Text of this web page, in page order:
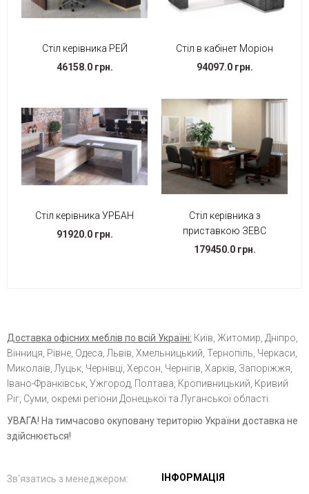
Стіл керівника РЕЙ
46158.0 грн.
Стіл в кабінет Моріон
94097.0 грн.
Стіл керівника УРБАН
91920.0 грн.
Стіл керівника з
приставкою ЗЕВС
179450.0 грн.
Доставка офісних меблів по всій Україні: Київ, Житомир, Дніпро,
Вінниця, Рівне, Одеса, Львів, Хмельницький, Тернопіль, Черкаси,
Миколаїв, Луцьк, Чернівці, Херсон, Чернігів, Харків, Запоріжжя,
Івано-Франківськ, Ужгород, Полтава, Кропивницький, Кривий
Ріг, Суми, окремі регіони Донецької та Луганської області.
УВАГА! На тимчасово окуповану територію України доставка не
здійснюється!
Зв'язатись з менеджером:
ІНФОРМАЦІЯ